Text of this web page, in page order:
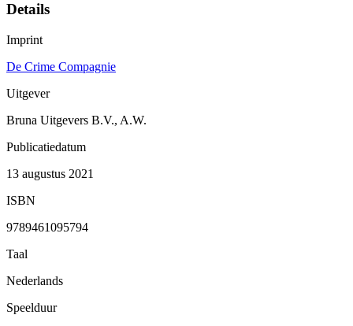
Details
Imprint
De Crime Compagnie
Uitgever
Bruna Uitgevers B.V., A.W.
Publicatiedatum
13 augustus 2021
ISBN
9789461095794
Taal
Nederlands
Speelduur